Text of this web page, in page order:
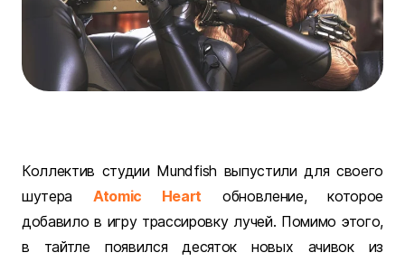
Коллектив студии Mundfish выпустили для своего
шутера Atomic Heart обновление, которое
добавило в игру трассировку лучей. Помимо этого,
в тайтле появился десяток новых ачивок из